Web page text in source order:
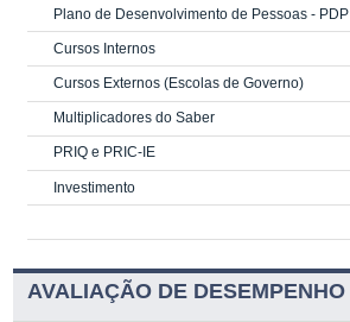
Plano de Desenvolvimento de Pessoas - PDP
Cursos Internos
Cursos Externos (Escolas de Governo)
Multiplicadores do Saber
PRIQ e PRIC-IE
Investimento
AVALIAÇÃO DE DESEMPENHO